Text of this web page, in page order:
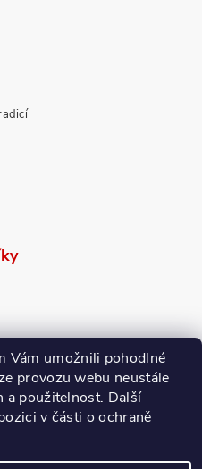
Vám umožnili pohodlné
provozu webu neustále
a použitelnost. Další
v části o ochraně